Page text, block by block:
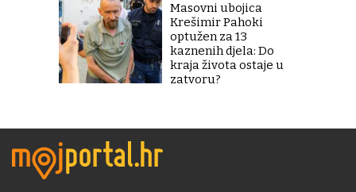
Masovni ubojica
Krešimir Pahoki
optužen za 13
kaznenih djela: Do
kraja života ostaje u
zatvoru?